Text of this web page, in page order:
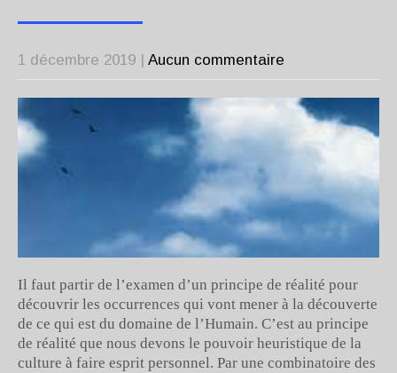
1 décembre 2019 Aucun commentaire
Il faut partir de l’examen d’un principe de réalité pour
découvrir les occurrences qui vont mener à la découverte
de ce qui est du domaine de l’Humain. C’est au principe
de réalité que nous devons le pouvoir heuristique de la
culture à faire esprit personnel. Par une combinatoire des